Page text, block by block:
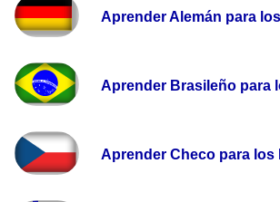
Aprender Alemán para
Aprender Brasileño para
Aprender Checo para los